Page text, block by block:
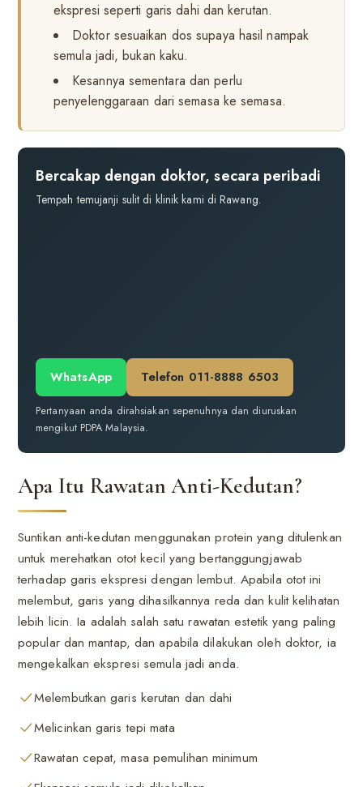
ekspresi seperti garis dahi dan kerutan.
Doktor sesuaikan dos supaya hasil nampak
semula jadi, bukan kaku.
Kesannya sementara dan perlu
penyelenggaraan dari semasa ke semasa.
Bercakap dengan doktor, secara peribadi
Tempah temujanji sulit di klinik kami di Rawang.
WhatsApp Telefon 011-8888 6503
Pertanyaan anda dirahsiakan sepenuhnya dan diuruskan
mengikut PDPA Malaysia.
Apa Itu Rawatan Anti-Kedutan?
Suntikan anti-kedutan menggunakan protein yang ditulenkan
untuk merehatkan otot kecil yang bertanggungjawab
terhadap garis ekspresi dengan lembut. Apabila otot ini
melembut, garis yang dihasilkannya reda dan kulit kelihatan
lebih licin. Ia adalah salah satu rawatan estetik yang paling
popular dan mantap, dan apabila dilakukan oleh doktor, ia
mengekalkan ekspresi semula jadi anda.
Melembutkan garis kerutan dan dahi
Melicinkan garis tepi mata
Rawatan cepat, masa pemulihan minimum